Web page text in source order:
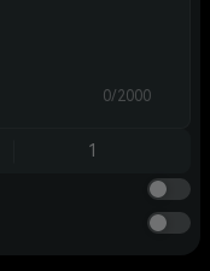
0/2000
1